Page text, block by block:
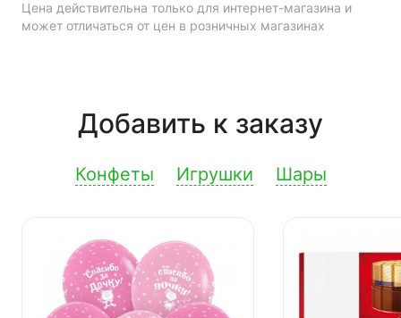
Цена действительна только для интернет-магазина и
может отличаться от цен в розничных магазинах
Добавить к заказу
Конфеты Игрушки Шары